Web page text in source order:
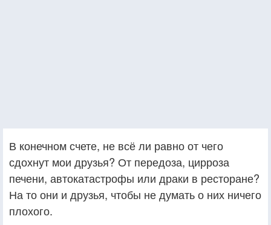
В конечном счете, не всё ли равно от чего
сдохнут мои друзья? От передоза, цирроза
печени, автокатастрофы или драки в ресторане?
На то они и друзья, чтобы не думать о них ничего
плохого.